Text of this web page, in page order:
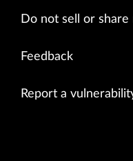
Do not sell or
Feedback
Report a